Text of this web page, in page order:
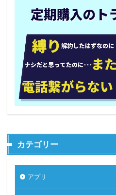
カテゴリー
アプリ